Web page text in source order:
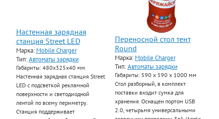
Настенная зарядная
станция Street LED
Марка: Mobile Charger
Тип:Автоматы зарядки
Габариты: 480x325x40 мм
Настенная зарядная станция Street
LED с подсветкой рекламной
поверхности и светодиодной
лентой по всему периметру.
Станция поддерживает
Переносной стол тент
Round
Марка: Mobile Charger
Тип:Автоматы зарядки
Габариты: 590 х 590 х 1000 мм
Стол разборный, в комплект
поставки входит сумка для
хранения. Оснащен портом USB
2.0, четырьмя универсальными